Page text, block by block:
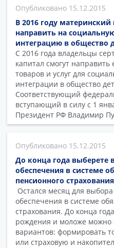
15.12.2015
В 2016 году
направить на
интеграцию в общество
С 2016 года владельцы
капитал смогут направить
товаров и услуг для
интеграции в общество
Соответствующий
вступающий в силу с 1
Президент РФ Владимир
15.12.2015
До конца года выберете
обеспечения в системе
пенсионного страхования
Остался месяц для
обеспечения в системе
страхования. До конца
рождения и моложе можно
вариантов: формировать
или страховую и